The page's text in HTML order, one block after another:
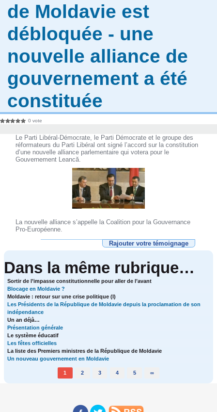
de Moldavie est
débloquée - une
nouvelle alliance de
gouvernement a été
constituée
0 vote
Le Parti Libéral-Démocrate, le Parti Démocrate et le groupe des
réformateurs du Parti Libéral ont signé l’accord sur la constitution
d’une nouvelle alliance parlementaire qui votera pour le
Gouvernement Leancă.
La nouvelle alliance s’appelle la Coalition pour la Gouvernance
Pro-Européenne.
Rajouter votre témoignage
Dans la même rubrique…
Sortir de l’impasse constitutionnelle pour aller de l’avant
Blocage en Moldavie ?
Moldavie : retour sur une crise politique (I)
Les Présidents de la République de Moldavie depuis la proclamation de son
indépendance
Un an déjà…
Présentation générale
Le système éducatif
Les fêtes officielles
La liste des Premiers ministres de la République de Moldavie
Un nouveau gouvernement en Moldavie
1 2 3 4 5 ∞